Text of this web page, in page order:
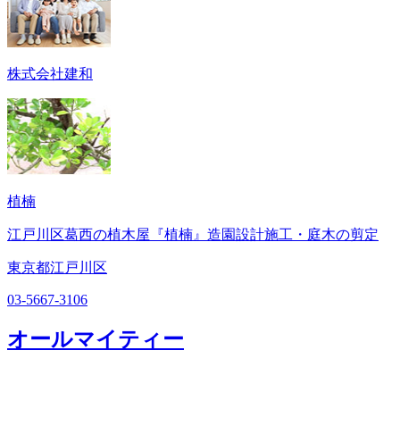
株式会社建和
植楠
江戸川区葛西の植木屋『植楠』造園設計施工・庭木の剪定
東京都江戸川区
03-5667-3106
オールマイティー